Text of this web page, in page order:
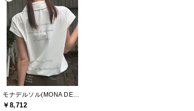
￥8,712